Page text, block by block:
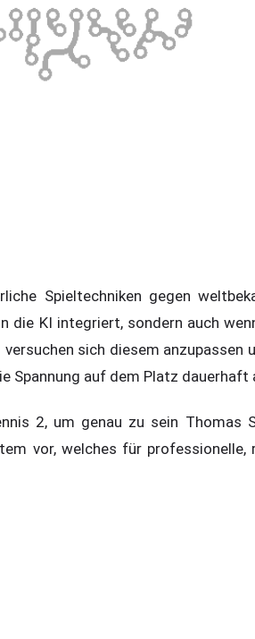
Spieltechniken gegen
die KI integriert, sondern auch
sich diesem anzupassen
Spannung auf dem Platz
2, um genau zu sein Thomas
vor, welches für